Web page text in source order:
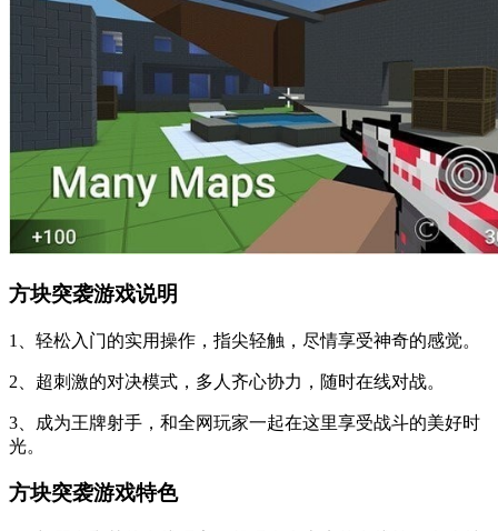
方块突袭游戏说明
1、轻松入门的实用操作，指尖轻触，尽情享受神奇的感觉。
2、超刺激的对决模式，多人齐心协力，随时在线对战。
3、成为王牌射手，和全网玩家一起在这里享受战斗的美好时
光。
方块突袭游戏特色